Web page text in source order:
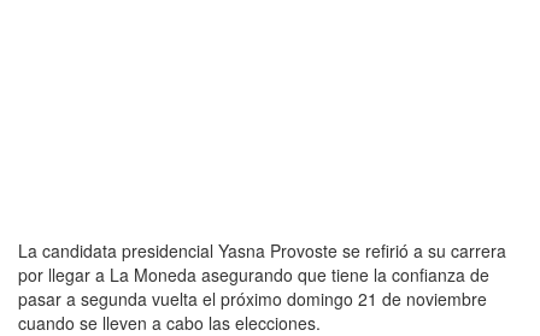
La candidata presidencial Yasna Provoste se refirió a su carrera
por llegar a La Moneda asegurando que tiene la confianza de
pasar a segunda vuelta el próximo domingo 21 de noviembre
cuando se lleven a cabo las elecciones.